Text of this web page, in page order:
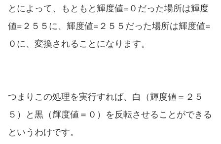
とによって、もともと輝度値=０だった場所は輝度
値=２５５に、輝度値=２５５だった場所は輝度値=
０に、変換されることになります。
つまりこの処理を実行すれば、白（輝度値＝２５
５）と黒（輝度値＝０）を反転させることができる
というわけです。